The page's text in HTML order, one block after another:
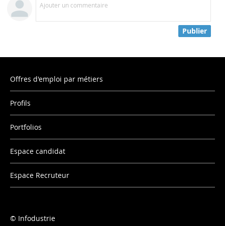
Ajouter un commentaire
Publier
Offres d'emploi par métiers
Profils
Portfolios
Espace candidat
Espace Recruteur
Infodustrie